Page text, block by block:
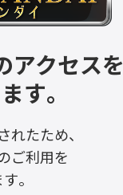
アクセスを
す。
たため、
ご利用を
。